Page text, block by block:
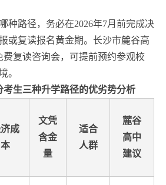
种路径，务必在2026年7月前完成决
或复读报名黄金期。长沙市麓谷高
费复读咨询会，可提前预约参观校
。
考生三种升学路径的优劣势分析
成
本
文凭
含金
量
适合
人群
麓谷
高中
建议